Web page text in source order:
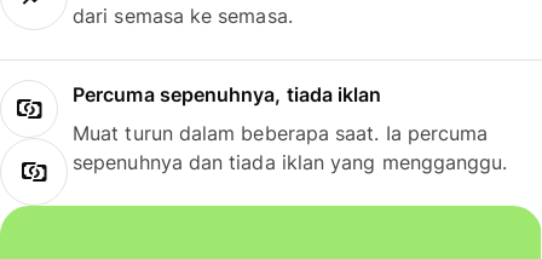
dari semasa ke semasa.
Percuma sepenuhnya, tiada iklan
Muat turun dalam beberapa saat. Ia percuma
sepenuhnya dan tiada iklan yang mengganggu.